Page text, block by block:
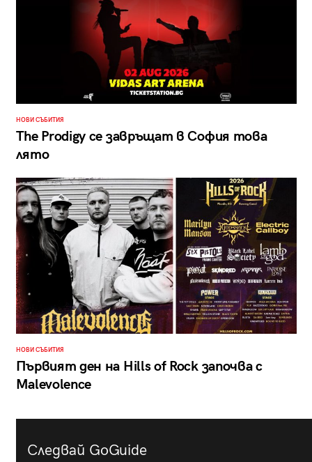
НОВИ СЪБИТИЯ
The Prodigy се завръщат в София това
лято
НОВИ СЪБИТИЯ
Първият ден на Hills of Rock започва с
Malevolence
Следвай GoGuide